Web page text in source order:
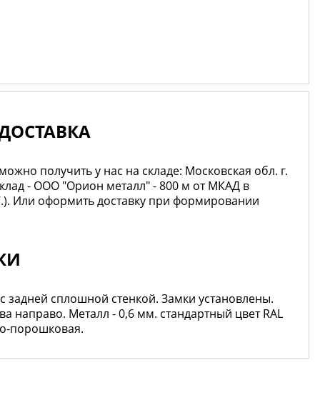
получить у нас на складе: Московская обл. г.
- ООО "Орион металл" - 800 м от МКАД в
Или оформить доставку при формировании
задней сплошной стенкой. Замки установлены.
направо. Металл - 0,6 мм. стандартный цвет RAL
порошковая.